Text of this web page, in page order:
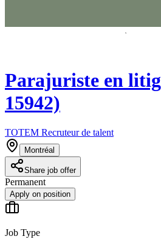
Parajuriste en
15942)
TOTEM Recruteur de talent
Montréal
Share job offer
Permanent
Apply on position
Job Type